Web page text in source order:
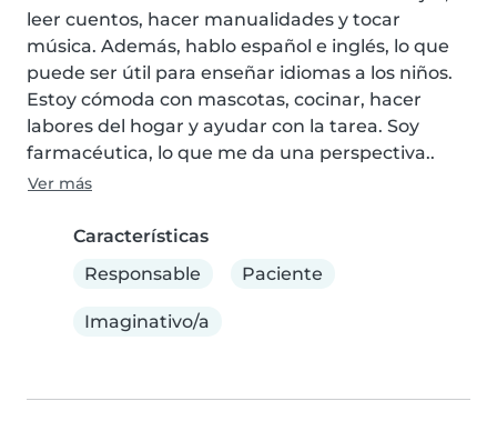
leer cuentos, hacer manualidades y tocar
música. Además, hablo español e inglés, lo que
puede ser útil para enseñar idiomas a los niños.
Estoy cómoda con mascotas, cocinar, hacer
labores del hogar y ayudar con la tarea. Soy
farmacéutica, lo que me da una perspectiva..
Ver más
Características
Responsable
Paciente
Imaginativo/a